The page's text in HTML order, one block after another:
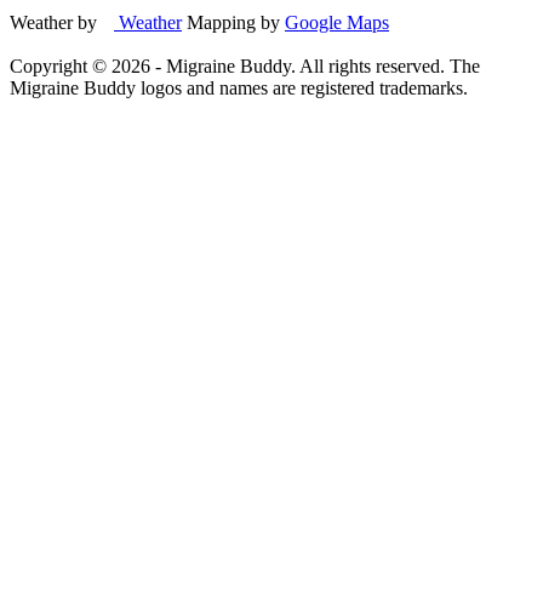
Weather by
WeatherMapping by Google Maps
Copyright © 2026 - Migraine Buddy. All rights reserved. The
Migraine Buddy logos and names are registered trademarks.